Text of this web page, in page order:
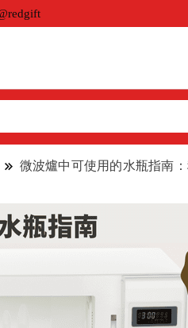
微波爐中可使用的水瓶指南